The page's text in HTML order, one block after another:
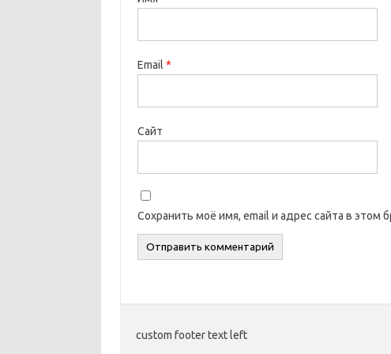
Email *
Сайт
Сохранить моё имя, email и адрес сайта в
custom footer text left